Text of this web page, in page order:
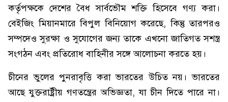
কর্তৃপক্ষকে দেশের বৈধ সার্বভৌম শক্তি হিসেবে গণ্য করা।
বেইজিং মিয়ানমারে বিপুল বিনিয়োগ করেছে, কিন্তু তারপরও
সম্পদেও সুরক্ষা ও সুযোগের জন্য তাকে এখনো জাতিগত সশস্ত্র
সংগঠন এবং প্রতিরোধ বাহিনীর সঙ্গে আলোচনা করতে হয়।
চীনের ভুলের পুনরাবৃত্তি করা ভারতের উচিত নয়। ভারতের
আছে যুক্তরাষ্ট্রীয় গণতন্ত্রের অভিজ্ঞতা, যা চীন দিতে পারে না।